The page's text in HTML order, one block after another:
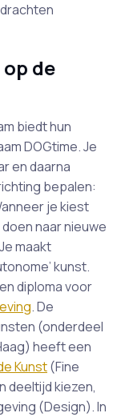
de
biedt hun
DOGtime. Je
en daarna
bepalen:
je kiest
naar nieuwe
maakt
kunst.
diploma voor
. De
(onderdeel
heeft een
Kunst(Fine
deeltijd kiezen,
(Design). In